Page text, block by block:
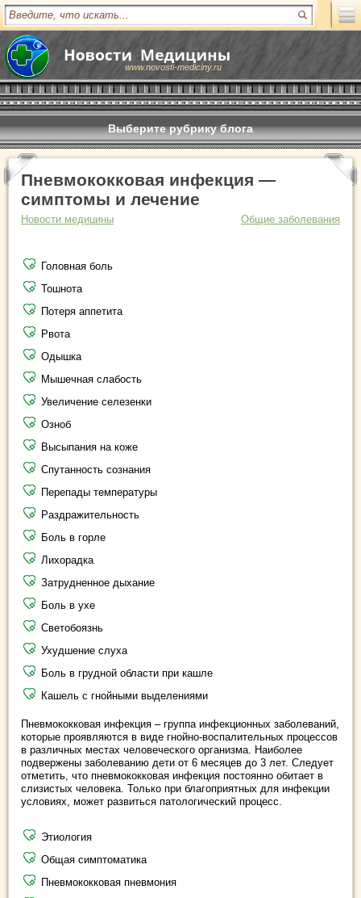
www.novosti-mediciny.ru
Выберите рубрику блога
Пневмококковая инфекция —
симптомы и лечение
Новости медицины Общие заболевания
Головная боль
Тошнота
Потеря аппетита
Рвота
Одышка
Мышечная слабость
Увеличение селезенки
Озноб
Высыпания на коже
Спутанность сознания
Перепады температуры
Раздражительность
Боль в горле
Лихорадка
Затрудненное дыхание
Боль в ухе
Светобоязнь
Ухудшение слуха
Боль в грудной области при кашле
Кашель с гнойными выделениями
Пневмококковая инфекция – группа инфекционных заболеваний,
которые проявляются в виде гнойно-воспалительных процессов
в различных местах человеческого организма. Наиболее
подвержены заболеванию дети от 6 месяцев до 3 лет. Следует
отметить, что пневмококковая инфекция постоянно обитает в
слизистых человека. Только при благоприятных для инфекции
условиях, может развиться патологический процесс.
Этиология
Общая симптоматика
Пневмококковая пневмония